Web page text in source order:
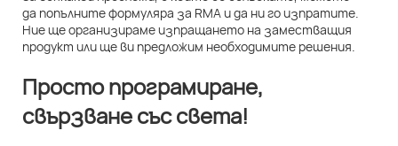
да попълните формуляра за RMA и да ни го изпратите.
Ние ще организираме изпращането на заместващия
продукт или ще ви предложим необходимите решения.
Просто програмиране,
свързване със света!